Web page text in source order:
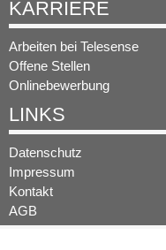
KARRIERE
Arbeiten bei Telesense
Offene Stellen
Onlinebewerbung
LINKS
Datenschutz
Impressum
Kontakt
AGB